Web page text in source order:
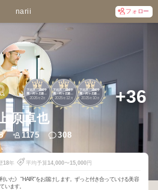
narii フォロー
1
下北沢・成城学
園・向ヶ丘遊
園・新百合ヶ丘
2026年2月
1
下北沢・成城学
園・向ヶ丘遊
園・新百合ヶ丘
2025年 12月
1
下北沢・成城学
園・向ヶ丘遊
園・新百合ヶ丘
2025年 10月 +36
原卓也
1175 308
18年 平均予算14,000〜15,000円
いた》 "HAIR"をお届けします。ずっと付き合っていける美容
います。